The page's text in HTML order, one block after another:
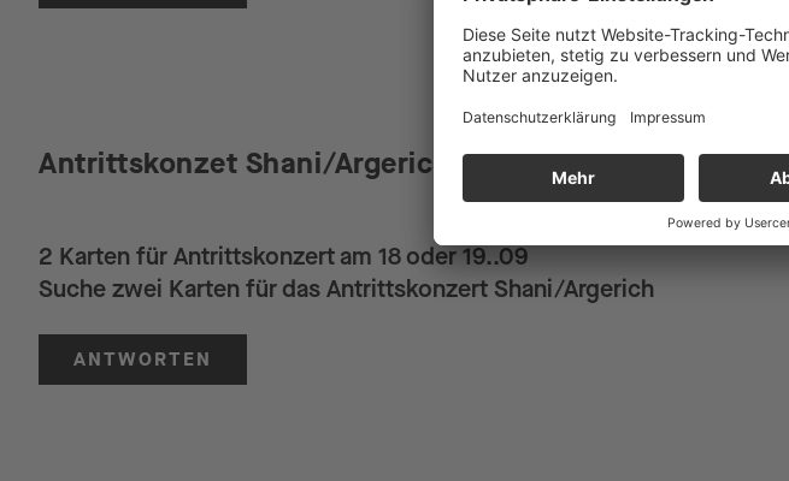
Antrittskonzet Shani/Argerich am 18 Oder 19.09.26
2 Karten für Antrittskonzert am 18 oder 19..09
Suche zwei Karten für das Antrittskonzert Shani/Argerich
ANTWORTEN